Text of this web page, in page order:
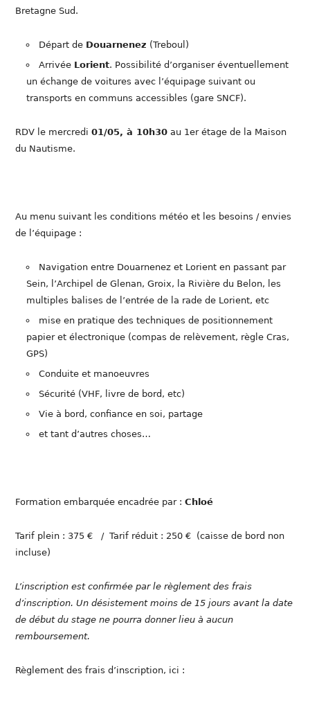
Bretagne Sud.
Départ de Douarnenez (Treboul)
Arrivée Lorient. Possibilité d’organiser éventuellement
un échange de voitures avec l’équipage suivant ou
transports en communs accessibles (gare SNCF).
RDV le mercredi01/05, à 10h30 au 1er étage de la Maison
du Nautisme.
Au menu suivant les conditions météo et les besoins / envies
de l’équipage :
Navigation entre Douarnenez et Lorient en passant par
Sein, l’Archipel de Glenan, Groix, la Rivière du Belon, les
multiples balises de l’entrée de la rade de Lorient, etc
mise en pratique des techniques de positionnement
papier et électronique (compas de relèvement, règle Cras,
GPS)
Conduite et manoeuvres
Sécurité (VHF, livre de bord, etc)
Vie à bord, confiance en soi, partage
et tant d’autres choses…
Formation embarquée encadrée par :Chloé
Tarif plein : 375 € / Tarif réduit : 250 € (caisse de bord non
incluse)
L’inscription est confirmée par le règlement des frais
d’inscription. Un désistement moins de 15 jours avant la date
de début du stage ne pourra donner lieu à aucun
remboursement.
Règlement des frais d’inscription, ici :